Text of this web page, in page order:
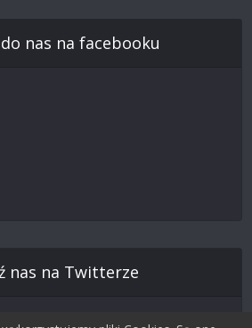
do nas na facebooku
nas na Twitterze